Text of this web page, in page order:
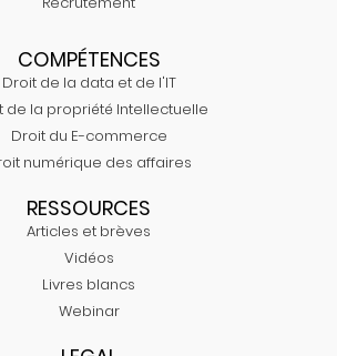
COMPÉTENCES
Droit de la data et de l'IT
de la propriété Intellectuelle
Droit du E-commerce
numérique des affaires
RESSOURCES
Articles et brèves
Vidéos
Livres blancs
Webinar